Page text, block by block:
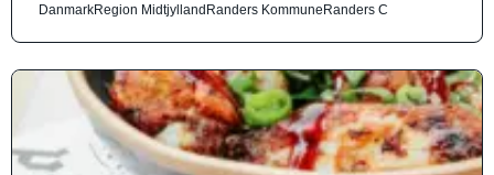
DanmarkRegion MidtjyllandRanders KommuneRanders C